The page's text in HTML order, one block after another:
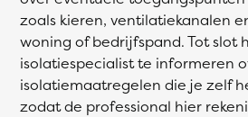
zoals kieren, ventilatiekanalen
woning of bedrijfspand. Tot slot
isolatiespecialist te informeren
isolatiemaatregelen die je zelf
zodat de professional hier